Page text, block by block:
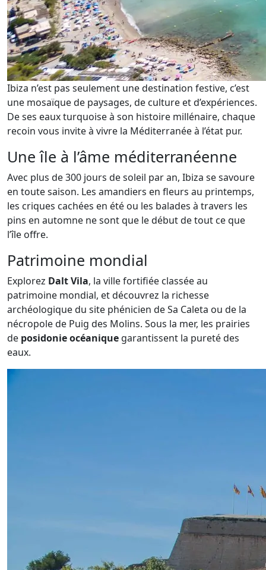
Ibiza n’est pas seulement une destination festive, c’est
une mosaïque de paysages, de culture et d’expériences.
De ses eaux turquoise à son histoire millénaire, chaque
recoin vous invite à vivre la Méditerranée à l’état pur.
Une île à l’âme méditerranéenne
Avec plus de 300 jours de soleil par an, Ibiza se savoure
en toute saison. Les amandiers en fleurs au printemps,
les criques cachées en été ou les balades à travers les
pins en automne ne sont que le début de tout ce que
l’île offre.
Patrimoine mondial
Explorez Dalt Vila, la ville fortifiée classée au
patrimoine mondial, et découvrez la richesse
archéologique du site phénicien de Sa Caleta ou de la
nécropole de Puig des Molins. Sous la mer, les prairies
de posidonie océanique garantissent la pureté des
eaux.